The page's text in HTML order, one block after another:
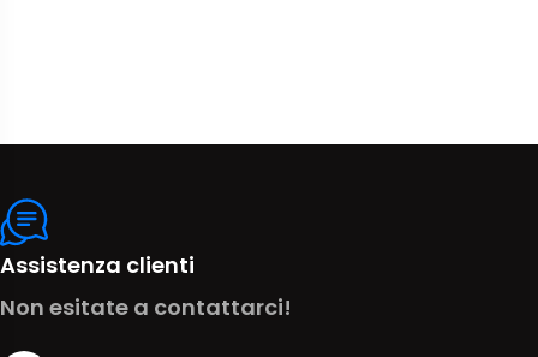
Assistenza clienti
Non esitate a contattarci!